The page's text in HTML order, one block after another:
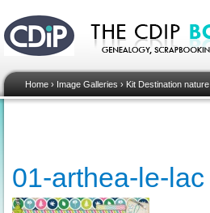
Home › Image Galleries › Kit Destination nature
01-arthea-le-lac